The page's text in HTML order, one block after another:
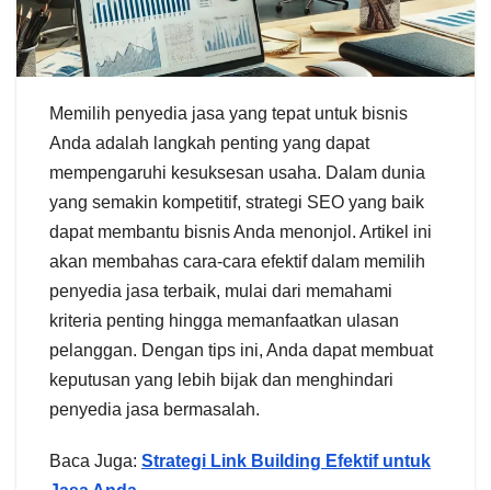
Memilih penyedia jasa yang tepat untuk bisnis
Anda adalah langkah penting yang dapat
mempengaruhi kesuksesan usaha. Dalam dunia
yang semakin kompetitif, strategi SEO yang baik
dapat membantu bisnis Anda menonjol. Artikel ini
akan membahas cara-cara efektif dalam memilih
penyedia jasa terbaik, mulai dari memahami
kriteria penting hingga memanfaatkan ulasan
pelanggan. Dengan tips ini, Anda dapat membuat
keputusan yang lebih bijak dan menghindari
penyedia jasa bermasalah.
Baca Juga: Strategi Link Building Efektif untuk